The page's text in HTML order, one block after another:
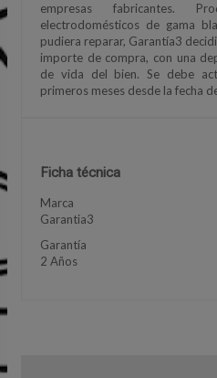
empresas fabricantes.
electrodomésticos de gama
pudiera reparar, Garantía3
importe de compra, con una
de vida del bien. Se debe
primeros meses desde la fecha
Ficha técnica
Marca
Garantia3
Garantía
2 Años